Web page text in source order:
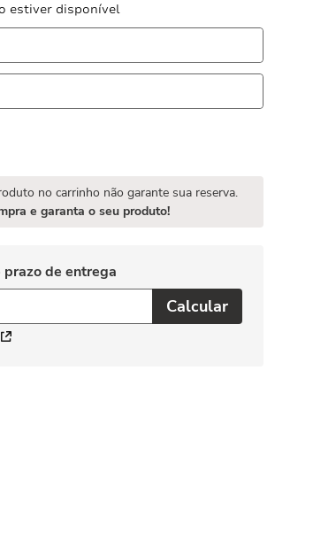
estiver disponível
no carrinho não garante sua reserva.
e garanta o seu produto!